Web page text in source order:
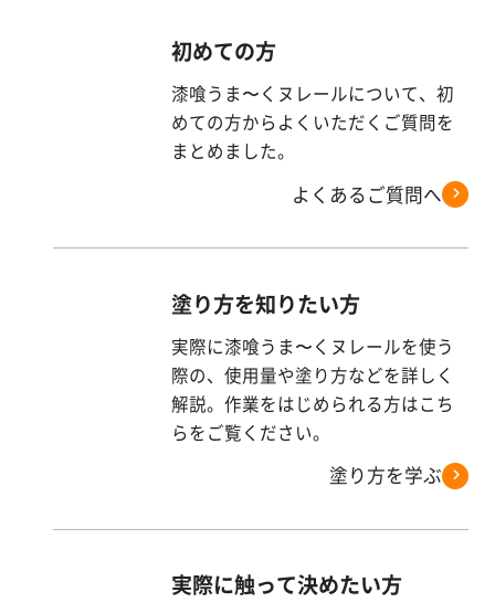
初めての方
漆喰うま〜くヌレールについて、初
めての方からよくいただくご質問を
まとめました。
よくあるご質問へ
塗り方を知りたい方
実際に漆喰うま〜くヌレールを使う
際の、使用量や塗り方などを詳しく
解説。作業をはじめられる方はこち
らをご覧ください。
塗り方を学ぶ
実際に触って決めたい方